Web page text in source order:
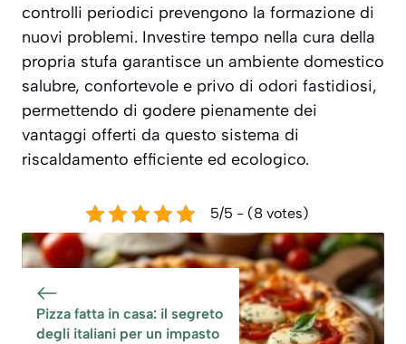
controlli periodici prevengono la formazione di
nuovi problemi. Investire tempo nella cura della
propria stufa garantisce un ambiente domestico
salubre, confortevole e privo di odori fastidiosi,
permettendo di godere pienamente dei
vantaggi offerti da questo sistema di
riscaldamento efficiente ed ecologico.
5/5 - (8 votes)
Pizza fatta in casa: il segreto
degli italiani per un impasto